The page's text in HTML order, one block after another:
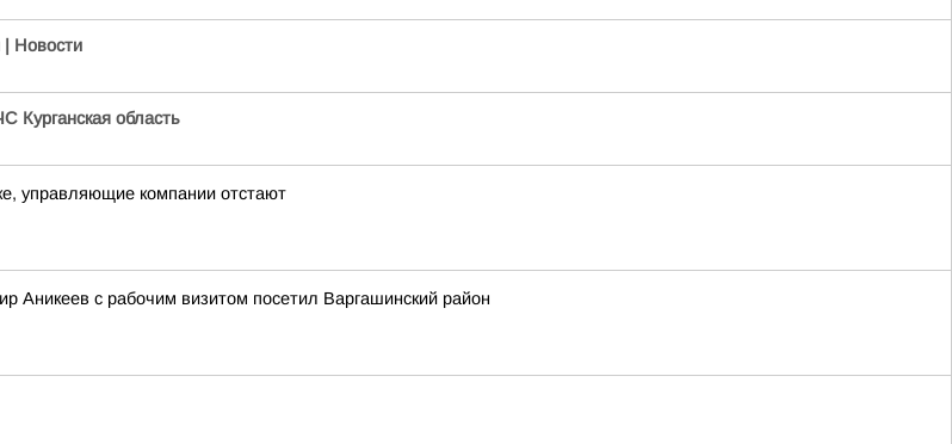
| Новости
Курганская область
управляющие компании отстают
Аникеев с рабочим визитом посетил Варгашинский район